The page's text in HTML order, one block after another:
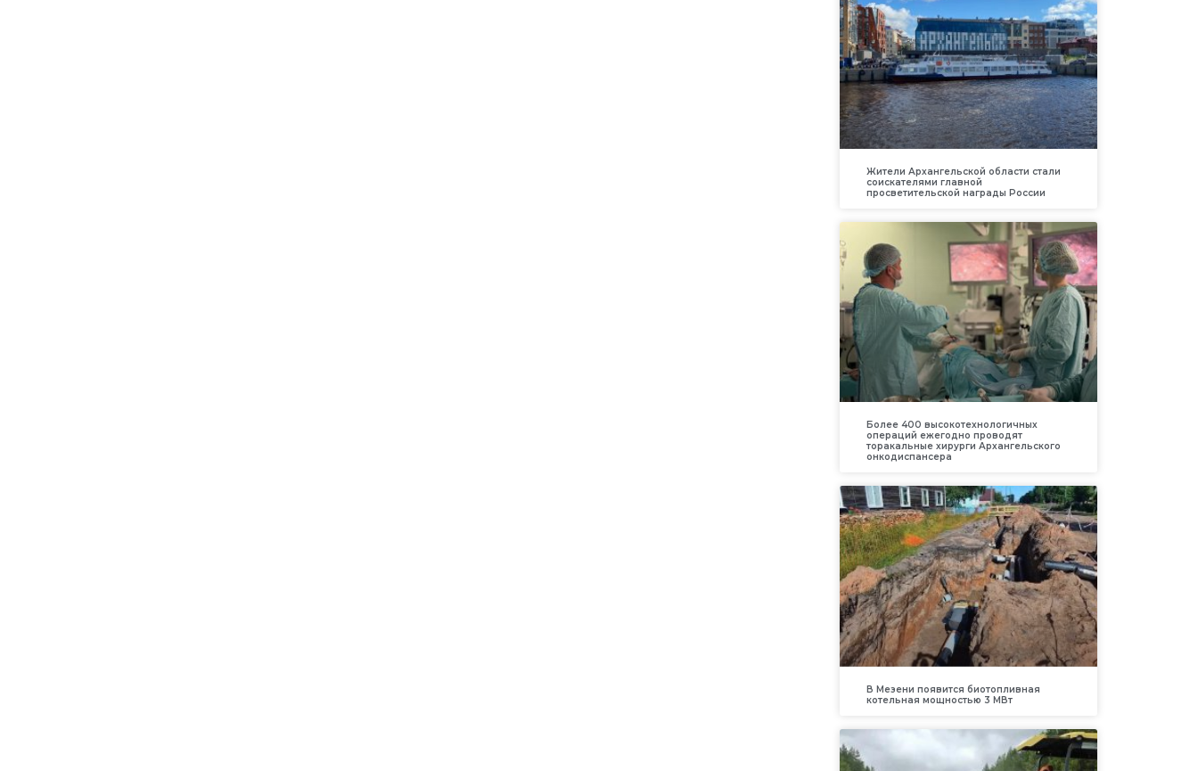
Жители Архангельской области стали
соискателями главной
просветительской награды России
Более 400 высокотехнологичных
операций ежегодно проводят
торакальные хирурги Архангельского
онкодиспансера
В Мезени появится биотопливная
котельная мощностью 3 МВт